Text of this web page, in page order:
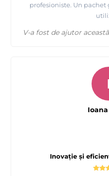
profesioniste. Un
V-a fost de ajutor
Inovație și
I